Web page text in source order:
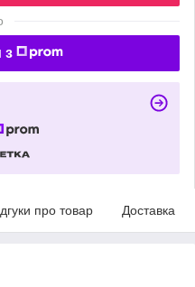
з
про товар Доставка